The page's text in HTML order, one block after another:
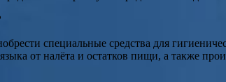
специальные средства для
от налёта и остатков пищи, а также